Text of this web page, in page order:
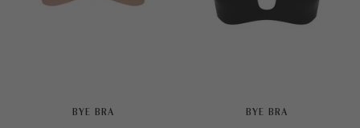
BYE BRA BYE BRA